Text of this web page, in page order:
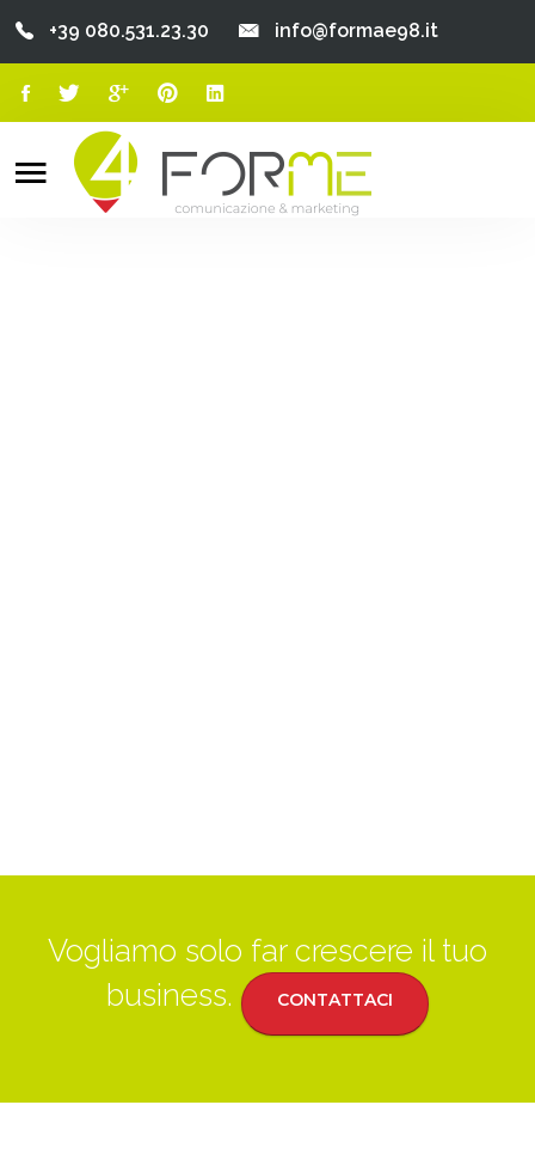
Chi Siamo
+39 080.531.23.30 info@formae98.it
Search
Vogliamo solo far crescere il tuo
business.
CONTATTACI